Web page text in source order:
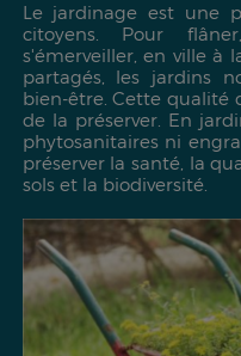
Le jardinage est une
citoyens. Pour
s'émerveiller, en ville à
partagés, les jardins
bien-être. Cette qualité
de la préserver. En
phytosanitaires ni
préserver la santé, la
sols et la biodiversité.